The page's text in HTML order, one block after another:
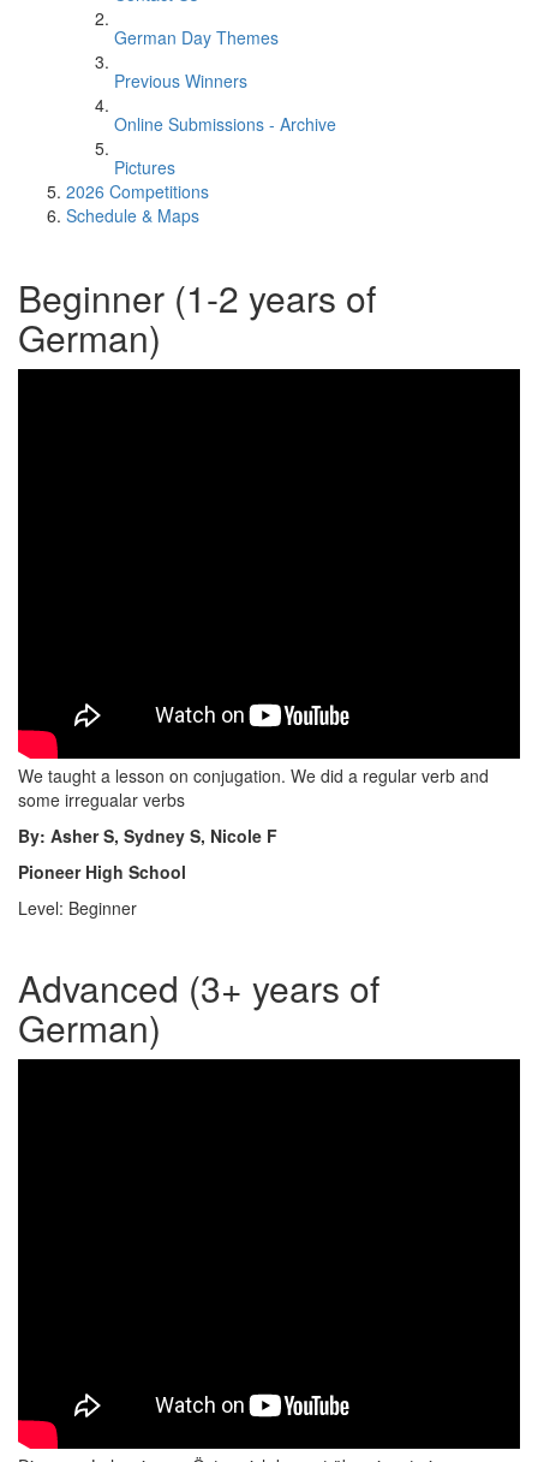
German Day Themes
Previous Winners
Online Submissions - Archive
Pictures
2026 Competitions
Schedule & Maps
Beginner (1-2 years of
German)
We taught a lesson on conjugation. We did a regular verb and
some irregualar verbs
By: Asher S, Sydney S, Nicole F
Pioneer High School
Level: Beginner
Advanced (3+ years of
German)